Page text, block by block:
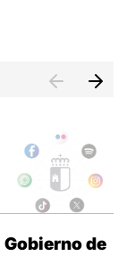
Gobierno de